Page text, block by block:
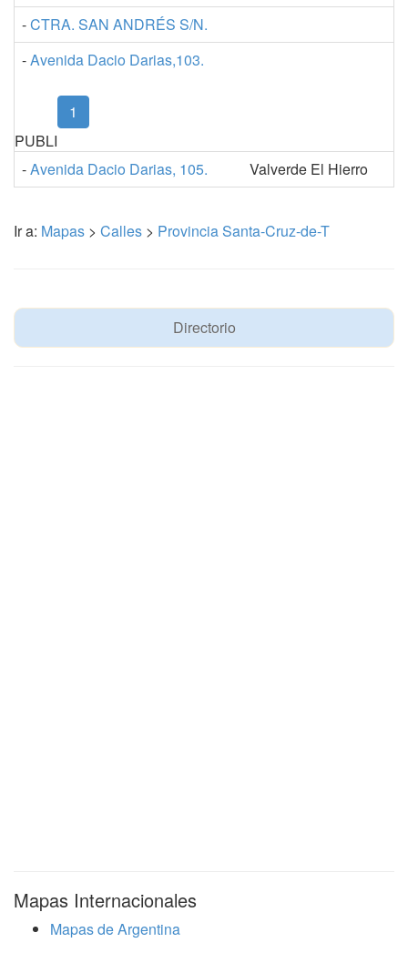
-CTRA. SAN ANDRÉS S/N.
-Avenida Dacio Darias,103.
PUBLI
1
-Avenida Dacio Darias, 105. Valverde El Hierro
Ir a: Mapas > Calles > Provincia Santa-Cruz-de-T
Directorio
Mapas Internacionales
Mapas de Argentina